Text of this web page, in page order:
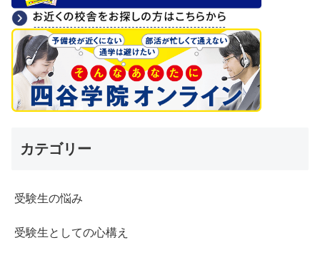
カテゴリー
受験生の悩み
受験生としての心構え